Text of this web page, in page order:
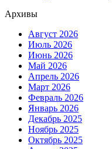
Архивы
Август 2026
Июль 2026
Июнь 2026
Май 2026
Апрель 2026
Март 2026
Февраль 2026
Январь 2026
Декабрь 2025
Ноябрь 2025
Октябрь 2025